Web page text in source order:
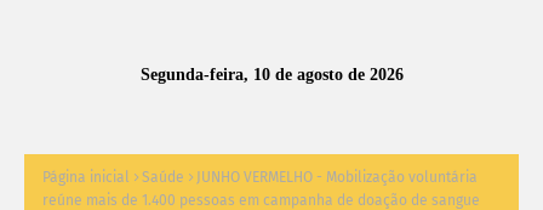
Segunda-feira, 10 de agosto de 2026
Página inicial Saúde
JUNHO VERMELHO - Mobilização voluntária
reúne mais de 1.400 pessoas em campanha de doação de sangue